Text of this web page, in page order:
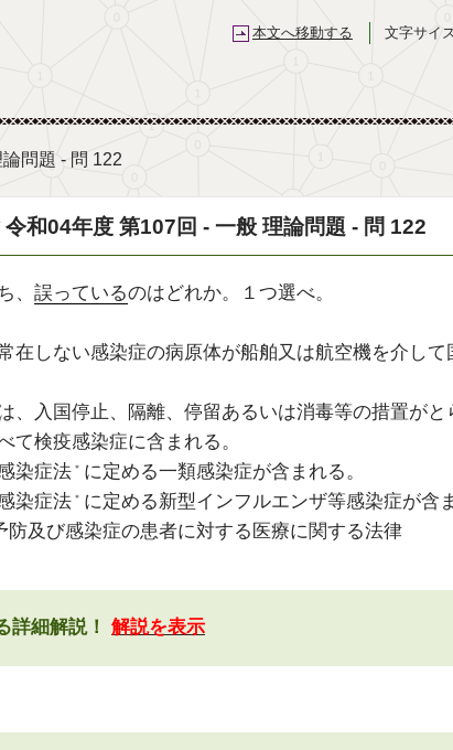
本文へ移動する 文字サイ
問題 - 問 122
和04年度 第107回 - 一般 理論問題 - 問 122
、 誤っているのはどれか。１つ選べ。
在しない感染症の病原体が船舶又は航空機を介して
入国停止、隔離、停留あるいは消毒等の措置がと
検疫感染症に含まれる。
染症法 ＊ に定める一類感染症が含まれる。
染症法 ＊ に定める新型インフルエンザ等感染症が含
防及び感染症の患者に対する医療に関する法律
詳細解説！ 解説を表示